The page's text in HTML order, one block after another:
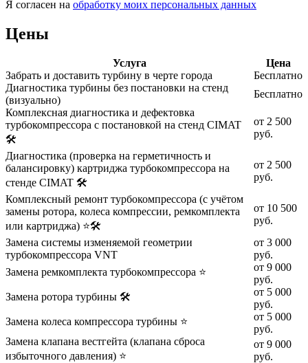
Я согласен на обработку моих персональных данных
Цены
Услуга
Цена
Забрать и доставить турбину в черте города
Бесплатно
Диагностика турбины без постановки на стенд
(визуально)
Бесплатно
Комплексная диагностика и дефектовка
турбокомпрессора с постановкой на стенд CIMAT
🛠️
от 2 500
руб.
Диагностика (проверка на герметичность и
балансировку) картриджа турбокомпрессора на
стенде CIMAT 🛠️
от 2 500
руб.
Комплексный ремонт турбокомпрессора (с учётом
замены ротора, колеса компрессии, ремкомплекта
или картриджа) ⭐🛠️
от 10 500
руб.
Замена системы изменяемой геометрии
турбокомпрессора VNT
от 3 000
руб.
Замена ремкомплекта турбокомпрессора ⭐
от 9 000
руб.
Замена ротора турбины 🛠️
от 5 000
руб.
Замена колеса компрессора турбины ⭐
от 5 000
руб.
Замена клапана вестгейта (клапана сброса
избыточного давления) ⭐
от 9 000
руб.